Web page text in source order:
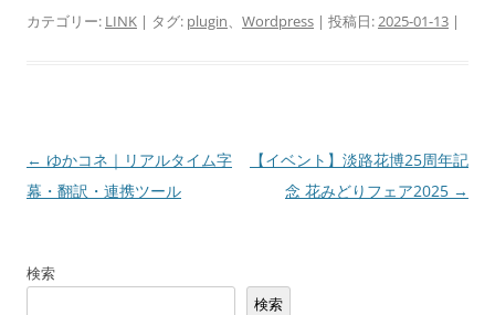
カテゴリー: LINK | タグ: plugin、 Wordpress | 投稿日:2025-01-13 |
投
稿
ゲ
← ゆかコネ｜リアルタイム字
幕・翻訳・連携ツール
【イベント】淡路花博25周年記
念 花みどりフェア2025 →
検索
検索